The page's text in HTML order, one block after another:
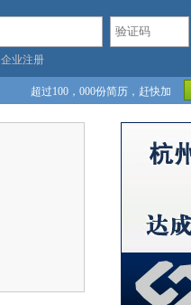
企业注册
超过100，000份简历，赶快加